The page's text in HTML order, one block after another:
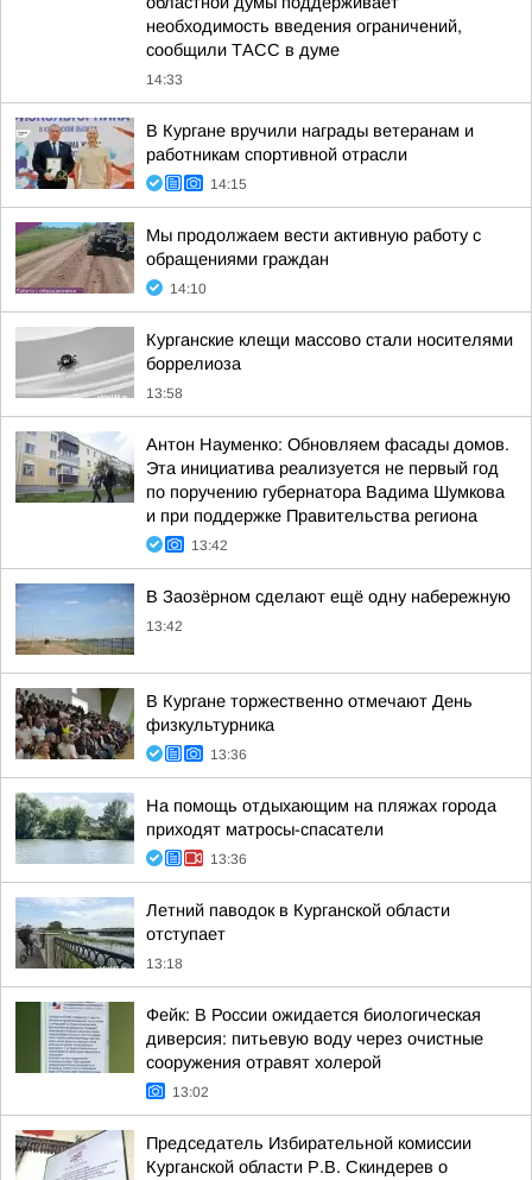
необходимость введения ограничений,
сообщили ТАСС в думе
14:33
В Кургане вручили награды ветеранам и
работникам спортивной отрасли
14:15
Мы продолжаем вести активную работу с
обращениями граждан
14:10
Курганские клещи массово стали носителями
боррелиоза
13:58
Антон Науменко: Обновляем фасады домов.
Эта инициатива реализуется не первый год
по поручению губернатора Вадима Шумкова
и при поддержке Правительства региона
13:42
В Заозёрном сделают ещё одну набережную
13:42
В Кургане торжественно отмечают День
физкультурника
13:36
На помощь отдыхающим на пляжах города
приходят матросы-спасатели
13:36
Летний паводок в Курганской области
отступает
13:18
Фейк: В России ожидается биологическая
диверсия: питьевую воду через очистные
сооружения отравят холерой
13:02
Председатель Избирательной комиссии
Курганской области Р.В. Скиндерев о